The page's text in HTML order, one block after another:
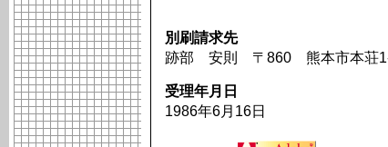
別刷請求先
跡部 安則 〒860 熊本市本荘
受理年月日
1986年6月16日